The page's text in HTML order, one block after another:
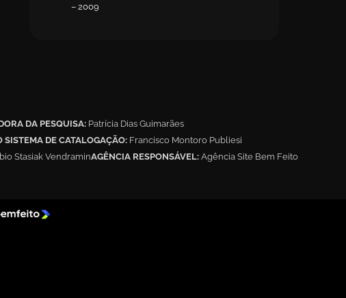
– 2009
DA PESQUISA: Patrícia Dias Guimarães
DE CATALOGAÇÃO: Francisco Montoro Publiesi
Stasiak VendraminAGÊNCIA RESPONSÁVEL: Agência Site Bem Feito